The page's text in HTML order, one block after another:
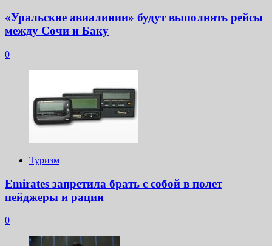
«Уральские авиалинии» будут выполнять рейсы
между Сочи и Баку
0
Туризм
Emirates запретила брать с собой в полет
пейджеры и рации
0